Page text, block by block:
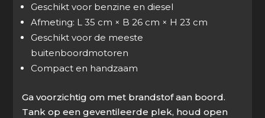
Geschikt voor benzine en diesel
Afmeting: L 35 cm × B 26 cm × H 23 cm
Geschikt voor de meeste
buitenboordmotoren
Compact en handzaam
Ga voorzichtig om met brandstof aan boord.
Tank op een geventileerde plek, houd open